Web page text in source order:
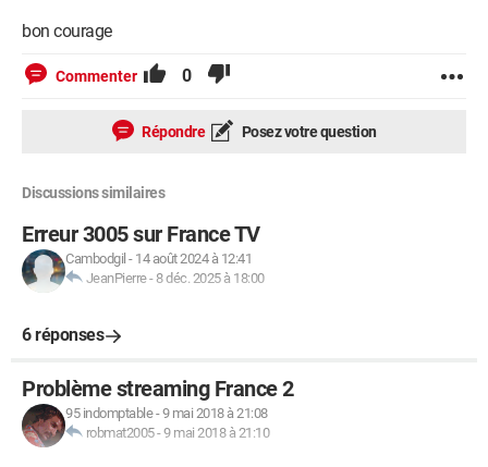
bon courage
Commenter 0
Répondre Posez votre question
Discussions similaires
Erreur 3005 sur France TV
Cambodgil - 14 août 2024 à 12:41
JeanPierre- 8 déc. 2025 à 18:00
6 réponses
Problème streaming France 2
95 indomptable-9 mai 2018 à 21:08
robmat2005-9 mai 2018 à 21:10